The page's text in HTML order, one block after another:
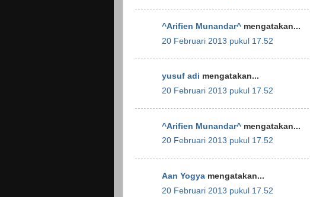
^Arifien Munandar^ mengatakan...
20 Februari 2013 pukul 17.52
yusuf adi mengatakan...
20 Februari 2013 pukul 17.52
^Arifien Munandar^ mengatakan...
20 Februari 2013 pukul 17.52
Aan Yogya mengatakan...
20 Februari 2013 pukul 17.52